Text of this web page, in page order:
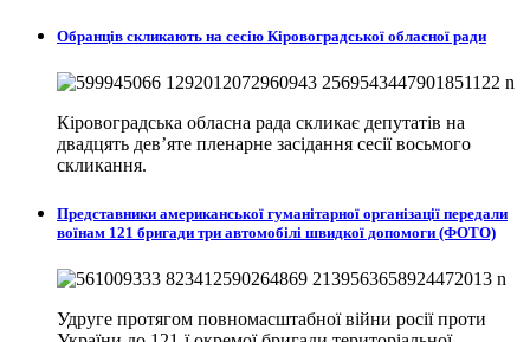
Обранців скликають на сесію Кіровоградської обласної ради
Кіровоградська обласна рада скликає депутатів на
двадцять дев’яте пленарне засідання сесії восьмого
скликання.
Представники американської гуманітарної організації передали
воїнам 121 бригади три автомобілі швидкої допомоги (ФОТО)
Удруге протягом повномасштабної війни росії проти